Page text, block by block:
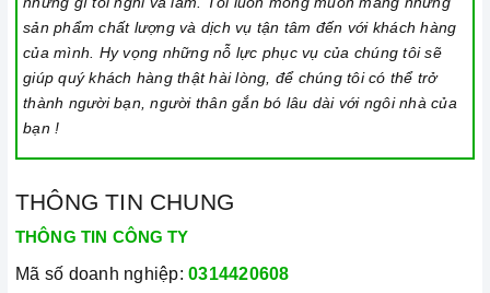
sản phẩm chất lượng và dịch vụ tận tâm đến với khách hàng
của mình. Hy vọng những nỗ lực phục vụ của chúng tôi sẽ
giúp quý khách hàng thật hài lòng, để chúng tôi có thể trở
thành người bạn, người thân gắn bó lâu dài với ngôi nhà của
bạn !
THÔNG TIN CHUNG
THÔNG TIN CÔNG TY
Mã số doanh nghiệp: 0314420608